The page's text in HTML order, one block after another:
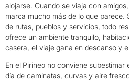
alojarse. Cuando se viaja con
marca mucho más de lo que parece.
de rutas, pueblos y servicios, todo
ofrece un ambiente tranquilo,
casera, el viaje gana en descanso y
En el Pirineo no conviene subestimar
día de caminatas, curvas y aire